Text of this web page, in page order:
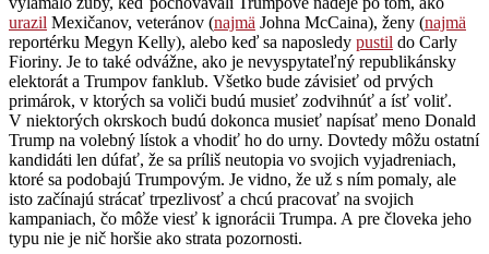
urazil Mexičanov, veteránov (najmä Johna McCaina), ženy (najmä
reportérku Megyn Kelly), alebo keď sa naposledy pustil do Carly
Fioriny. Je to také odvážne, ako je nevyspytateľný republikánsky
elektorát a Trumpov fanklub. Všetko bude závisieť od prvých
primárok, v ktorých sa voliči budú musieť zodvihnúť a ísť voliť.
V niektorých okrskoch budú dokonca musieť napísať meno Donald
Trump na volebný lístok a vhodiť ho do urny. Dovtedy môžu ostatní
kandidáti len dúfať, že sa príliš neutopia vo svojich vyjadreniach,
ktoré sa podobajú Trumpovým. Je vidno, že už s ním pomaly, ale
isto začínajú strácať trpezlivosť a chcú pracovať na svojich
kampaniach, čo môže viesť k ignorácii Trumpa. A pre človeka jeho
typu nie je nič horšie ako strata pozornosti.